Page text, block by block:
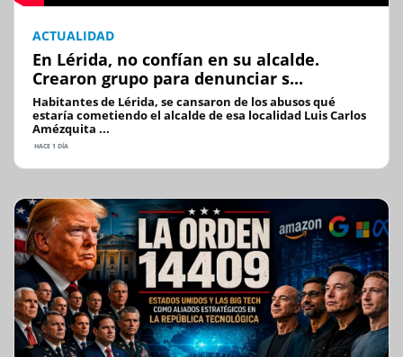
ACTUALIDAD
En Lérida, no confían en su alcalde.
Crearon grupo para denunciar s...
Habitantes de Lérida, se cansaron de los abusos qué
estaría cometiendo el alcalde de esa localidad Luis Carlos
Amézquita ...
HACE 1 DÍA